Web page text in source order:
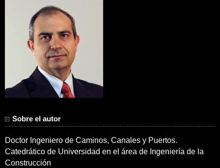
Sobre el autor
Doctor Ingeniero de Caminos, Canales y Puertos.
Catedrático de Universidad en el área de Ingeniería de la
Construcción